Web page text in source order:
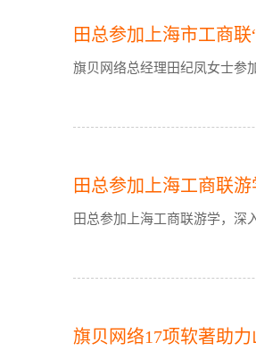
田总参加上海市工商
旗贝网络总经理田纪凤女士参
田总参加上海工商联
田总参加上海工商联游学，深
旗贝网络17项软著助